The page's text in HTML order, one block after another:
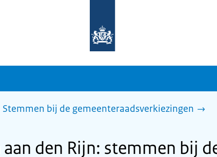
homepage
sdg.rijksoverheid.nl
Stemmen bij de gemeenteraadsverkiezingen
den Rijn: stemmen bij